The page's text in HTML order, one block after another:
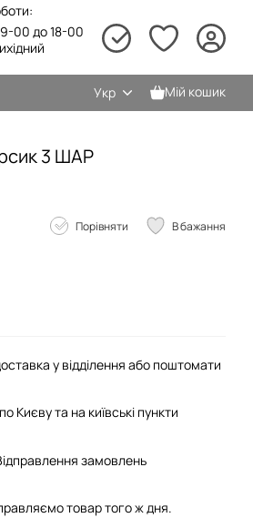
00 до 18-00
Укр Мій кошик
3 ШАР
Порівняти В бажання
у відділення або поштомати
та на київські пункти
замовлень
товар того ж дня.